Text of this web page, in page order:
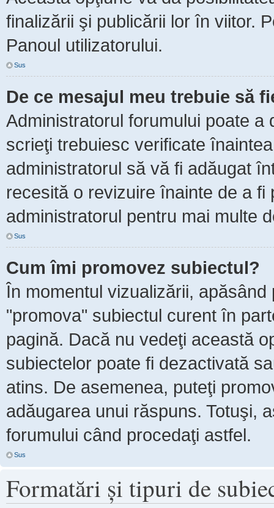
finalizării şi publicării lor în viitor.
Panoul utilizatorului.
Sus
De ce mesajul meu trebuie să
Administratorul forumului poate
scrieţi trebuiesc verificate
administratorul să vă fi adăugat
recesită o revizuire înainte de a
administratorul pentru mai multe
Sus
Cum îmi promovez subiectul?
În momentul vizualizării, apăsând
"promova" subiectul curent în
pagină. Dacă nu vedeţi această
subiectelor poate fi dezactivată
atins. De asemenea, puteţi
adăugarea unui răspuns. Totuşi,
forumului când procedaţi astfel.
Sus
Formatări şi tipuri de